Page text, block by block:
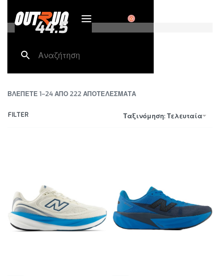
0
44.5
ΒΛΕΠΕΤΕ 1–24 ΑΠΟ 222 ΑΠΟΤΕΛΕΣΜΑΤΑ
Ταξινόμηση: Τελευταία
FILTER